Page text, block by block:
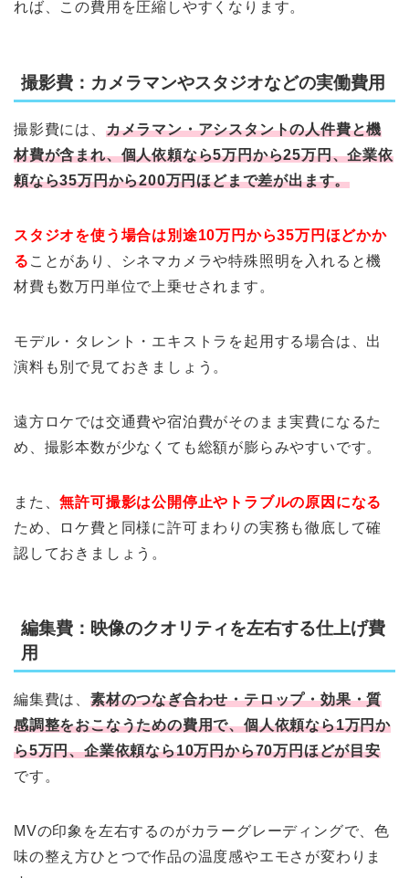
れば、この費用を圧縮しやすくなります。
撮影費：カメラマンやスタジオなどの実働費用
撮影費には、 カメラマン・アシスタントの人件費と機
材費が含まれ、個人依頼なら5万円から25万円、企業依
頼なら35万円から200万円ほどまで差が出ます。
スタジオを使う場合は別途10万円から35万円ほどかか
る ことがあり、シネマカメラや特殊照明を入れると機
材費も数万円単位で上乗せされます。
モデル・タレント・エキストラを起用する場合は、出
演料も別で見ておきましょう。
遠方ロケでは交通費や宿泊費がそのまま実費になるた
め、撮影本数が少なくても総額が膨らみやすいです。
また、無許可撮影は公開停止やトラブルの原因になる
ため、ロケ費と同様に許可まわりの実務も徹底して確
認しておきましょう。
編集費：映像のクオリティを左右する仕上げ費
用
編集費は、 素材のつなぎ合わせ・テロップ・効果・質
感調整をおこなうための費用で、個人依頼なら1万円か
ら5万円、企業依頼なら10万円から70万円ほどが目安
です。
MVの印象を左右するのがカラーグレーディングで、色
味の整え方ひとつで作品の温度感やエモさが変わりま